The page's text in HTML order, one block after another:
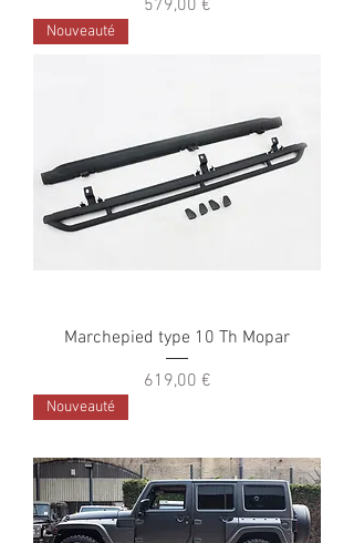
579,00 €
Nouveauté
Marchepied type 10 Th Mopar
Prix
619,00 €
Nouveauté